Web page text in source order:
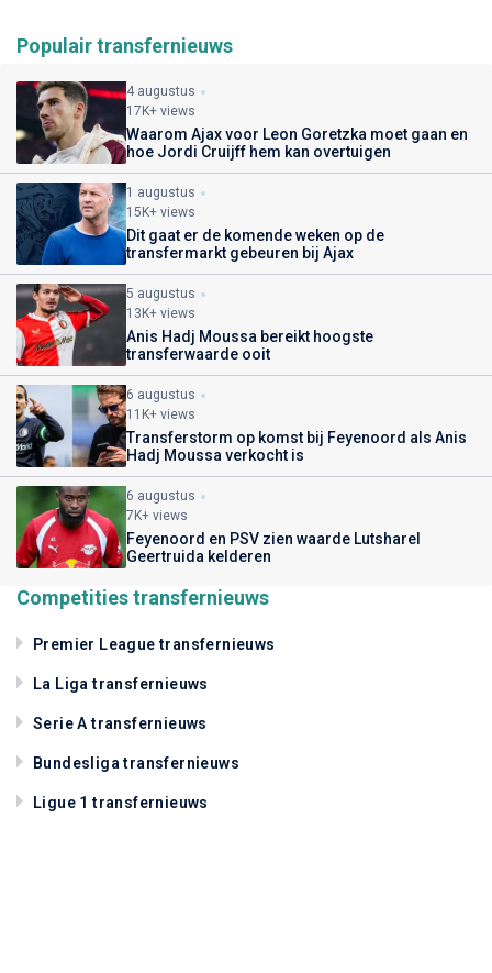
Populair transfernieuws
4 augustus
17K+ views
Waarom Ajax voor Leon Goretzka moet gaan en
hoe Jordi Cruijff hem kan overtuigen
1 augustus
15K+ views
Dit gaat er de komende weken op de
transfermarkt gebeuren bij Ajax
5 augustus
13K+ views
Anis Hadj Moussa bereikt hoogste
transferwaarde ooit
6 augustus
11K+ views
Transferstorm op komst bij Feyenoord als Anis
Hadj Moussa verkocht is
6 augustus
7K+ views
Feyenoord en PSV zien waarde Lutsharel
Geertruida kelderen
Competities transfernieuws
Premier League transfernieuws
La Liga transfernieuws
Serie A transfernieuws
Bundesliga transfernieuws
Ligue 1 transfernieuws